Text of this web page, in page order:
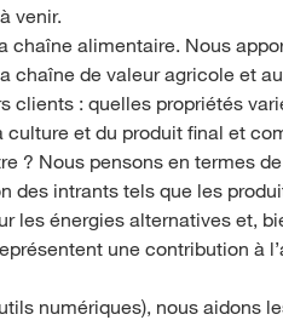
venir.
chaîne alimentaire. Nous
chaîne de valeur agricole et
clients : quelles propriétés
et du produit final et
? Nous pensons en termes
des intrants tels que les
les énergies alternatives et,
une contribution à
numériques), nous aidons